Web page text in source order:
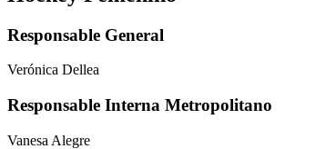
Responsable General
Verónica Dellea
Responsable Interna Metropolitano
Vanesa Alegre